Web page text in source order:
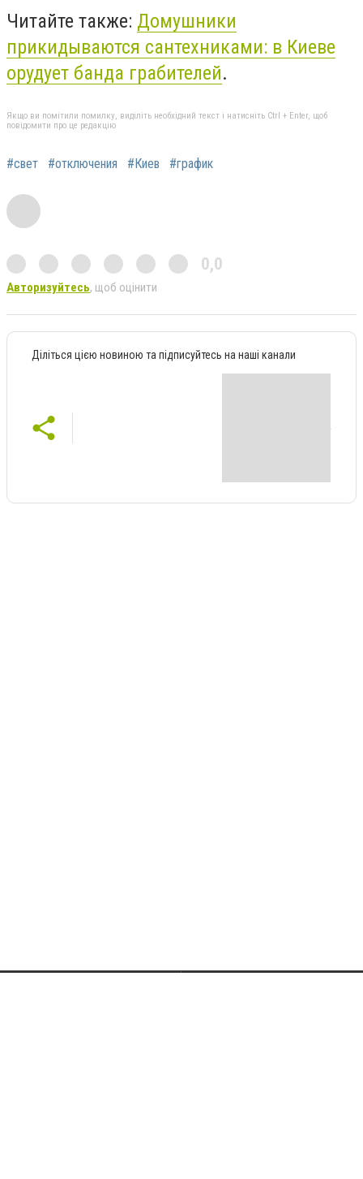
Читайте также: Домушники
прикидываются сантехниками: в Киеве
орудует банда грабителей.
Якщо ви помітили помилку, виділіть необхідний текст і натисніть Ctrl + Enter, щоб
повідомити про це редакцію
#свет #отключения #Киев #график
0,0
Авторизуйтесь, щоб оцінити
Діліться цією новиною та підписуйтесь на наші канали